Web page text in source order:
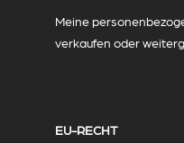
Meine
verkaufen oder
EU-RECHT